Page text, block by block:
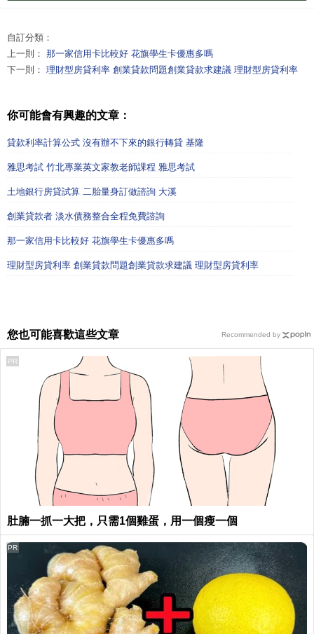
自訂分類：
上一則： 那一家信用卡比較好 花旗學生卡優惠多嗎
下一則： 理財型房貸利率 創業貸款問題創業貸款求建議 理財型房貸利率
你可能會有興趣的文章：
貸款利率計算公式 沒有辦不下來的銀行轉貸 基隆
雅思考試 竹北專業英文家教老師課程 雅思考試
土地銀行房貸試算 二胎量身訂做諮詢 大溪
創業貸款者 淡水債務整合全程免費諮詢
那一家信用卡比較好 花旗學生卡優惠多嗎
理財型房貸利率 創業貸款問題創業貸款求建議 理財型房貸利率
您也可能喜歡這些文章
肚腩一抓一大把，只需1個雞蛋，用一個瘦一個
PR
PR
Recommended by